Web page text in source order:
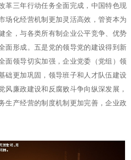
革三年行动任务全面完成，中国特色现
场化经营机制更加灵活高效，管资本为
全，与各类所有制企业公平竞争、优势
面形成。五是党的领导党的建设得到新
面领导切实加强，企业党委（党组）领
础更加巩固，领导班子和人才队伍建设
风廉政建设和反腐败斗争向纵深发展，
生产经营的制度机制更加完善，企业政